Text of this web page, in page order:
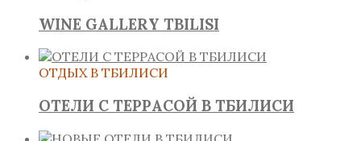
WINE GALLERY TBILISI
ОТДЫХ В ТБИЛИСИ
ОТЕЛИ С ТЕРРАСОЙ В ТБИЛИСИ